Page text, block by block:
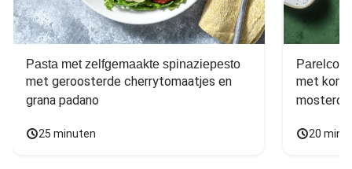
Pasta met zelfgemaakte spinaziepesto
met geroosterde cherrytomaatjes en
grana padano
25 minuten
met
20